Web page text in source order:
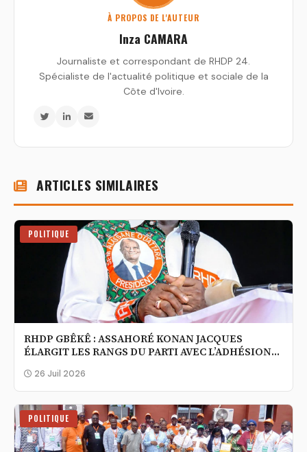
À PROPOS DE L'AUTEUR
Inza CAMARA
Journaliste et correspondant de RHDP 24.
Spécialiste de l'actualité politique et sociale de la
Côte d'Ivoire.
ARTICLES SIMILAIRES
POLITIQUE
RHDP GBÊKÊ : ASSAHORÉ KONAN JACQUES
ÉLARGIT LES RANGS DU PARTI AVEC L’ADHÉSION
NOUVELLE CÔTE D’IVOIRE
26 Juil 2026
POLITIQUE